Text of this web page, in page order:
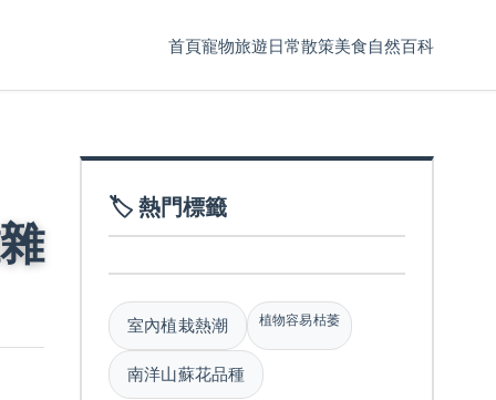
首頁寵物旅遊日常散策美食自然百科
🏷️ 熱門標籤
室內植栽熱潮 植物容易枯萎
南洋山蘇花品種